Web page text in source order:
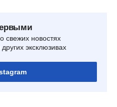
свежих новостях
эксклюзивах